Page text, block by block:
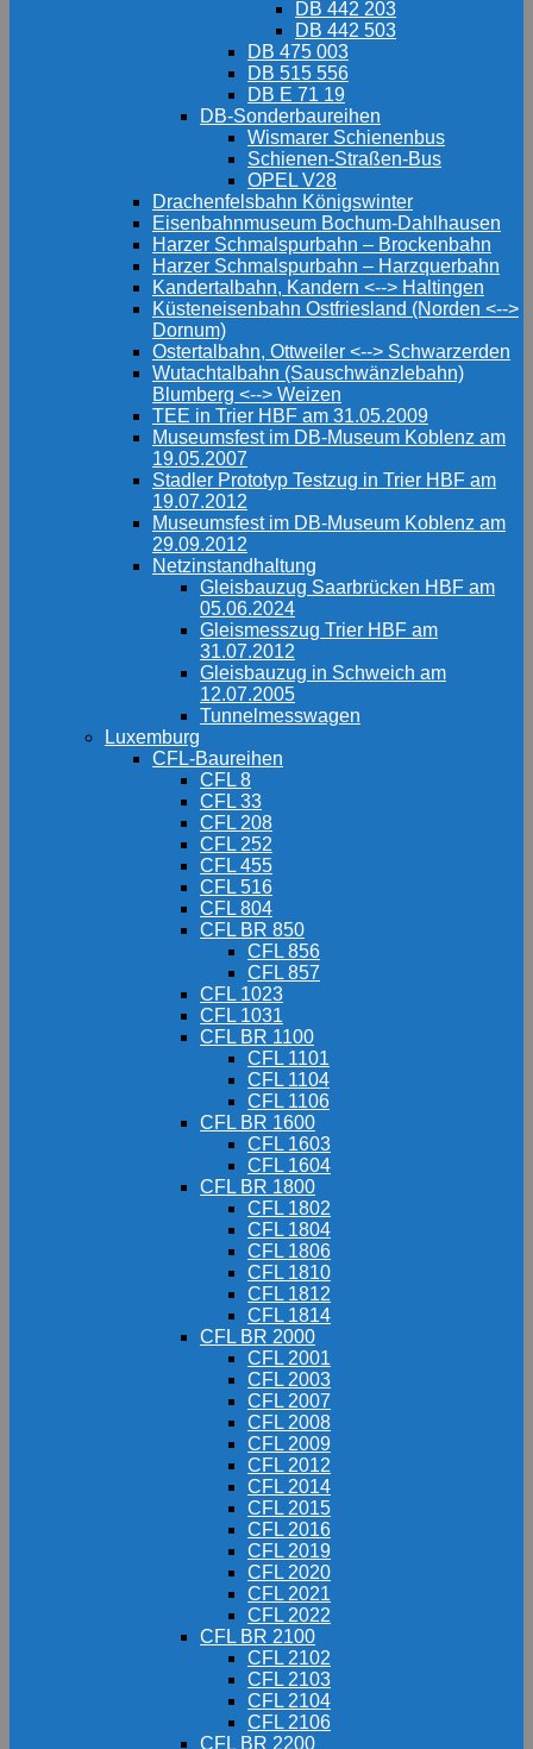
DB 442 203
DB 442 503
DB 475 003
DB 515 556
DB E 71 19
DB-Sonderbaureihen
Wismarer Schienenbus
Schienen-Straßen-Bus
OPEL V28
Drachenfelsbahn Königswinter
Eisenbahnmuseum Bochum-Dahlhausen
Harzer Schmalspurbahn – Brockenbahn
Harzer Schmalspurbahn – Harzquerbahn
Kandertalbahn, Kandern <--> Haltingen
Küsteneisenbahn Ostfriesland (Norden <-->
Dornum)
Ostertalbahn, Ottweiler <--> Schwarzerden
Wutachtalbahn (Sauschwänzlebahn)
Blumberg <--> Weizen
TEE in Trier HBF am 31.05.2009
Museumsfest im DB-Museum Koblenz am
19.05.2007
Stadler Prototyp Testzug in Trier HBF am
19.07.2012
Museumsfest im DB-Museum Koblenz am
29.09.2012
Netzinstandhaltung
Gleisbauzug Saarbrücken HBF am
05.06.2024
Gleismesszug Trier HBF am
31.07.2012
Gleisbauzug in Schweich am
12.07.2005
Tunnelmesswagen
Luxemburg
CFL-Baureihen
CFL 8
CFL 33
CFL 208
CFL 252
CFL 455
CFL 516
CFL 804
CFL BR 850
CFL 856
CFL 857
CFL 1023
CFL 1031
CFL BR 1100
CFL 1101
CFL 1104
CFL 1106
CFL BR 1600
CFL 1603
CFL 1604
CFL BR 1800
CFL 1802
CFL 1804
CFL 1806
CFL 1810
CFL 1812
CFL 1814
CFL BR 2000
CFL 2001
CFL 2003
CFL 2007
CFL 2008
CFL 2009
CFL 2012
CFL 2014
CFL 2015
CFL 2016
CFL 2019
CFL 2020
CFL 2021
CFL 2022
CFL BR 2100
CFL 2102
CFL 2103
CFL 2104
CFL 2106
CFL BR 2200